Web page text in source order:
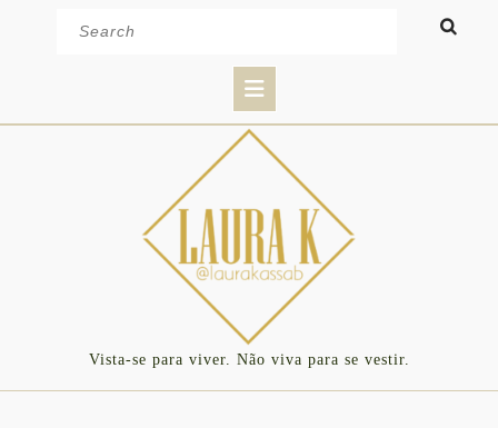
Button
Vista-se para viver. Não viva para se vestir.